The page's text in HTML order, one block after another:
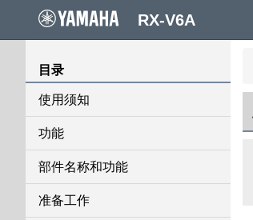
目录
使用须知
功能
部件名称和功能
准备工作
RX-V6A